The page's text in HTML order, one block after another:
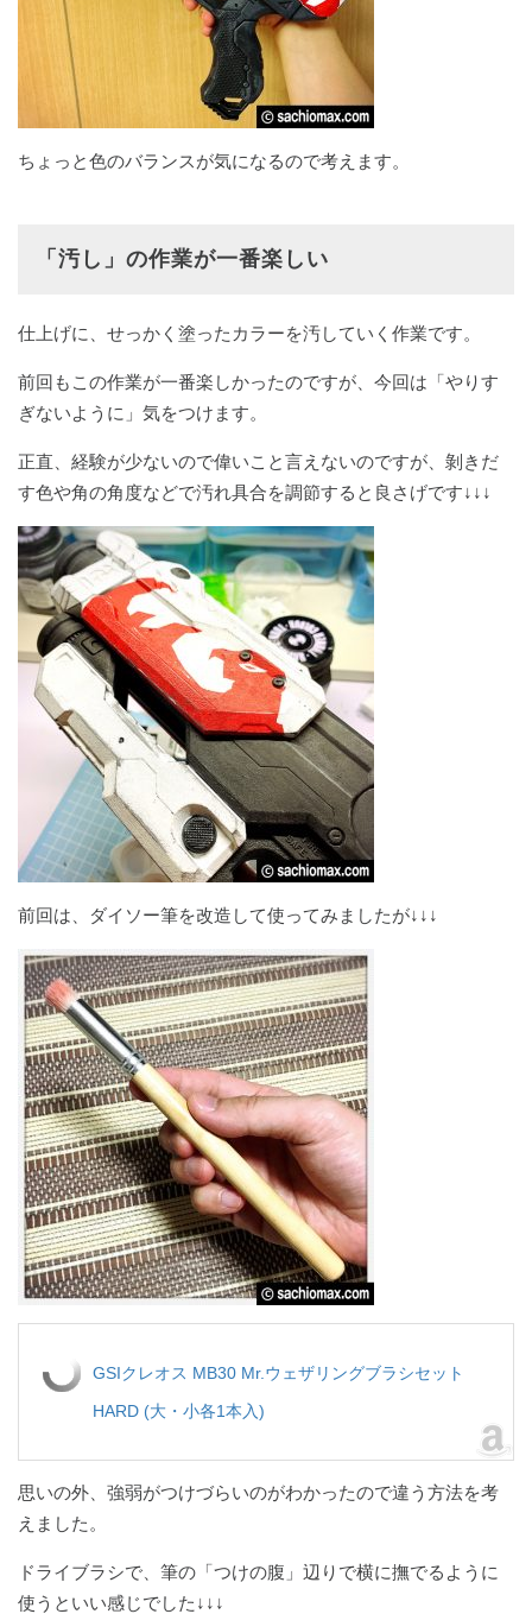
ちょっと色のバランスが気になるので考えます。
「汚し」の作業が一番楽しい
仕上げに、せっかく塗ったカラーを汚していく作業です。
前回もこの作業が一番楽しかったのですが、今回は「やりす
ぎないように」気をつけます。
正直、経験が少ないので偉いこと言えないのですが、剝きだ
す色や角の角度などで汚れ具合を調節すると良さげです↓↓↓
前回は、ダイソー筆を改造して使ってみましたが↓↓↓
GSIクレオス MB30 Mr.ウェザリングブラシセット
HARD (大・小各1本入)
思いの外、強弱がつけづらいのがわかったので違う方法を考
えました。
ドライブラシで、筆の「つけの腹」辺りで横に撫でるように
使うといい感じでした↓↓↓